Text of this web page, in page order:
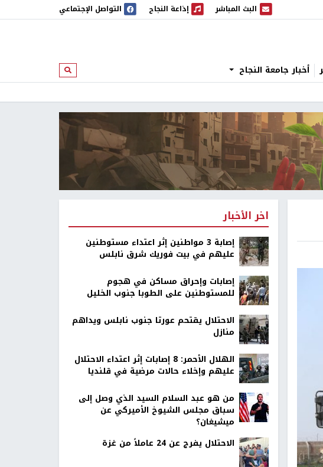
البث المباشر
البث المباشر إذاعة النجاح
إذاعة النجاح التواصل الإجتماعي
أخبار جامعة النجاح ابحث
اخر الأخبار
إصابة 3 مواطنين إثر اعتداء مستوطنين
عليهم في بيت فوريك شرق نابلس
إصابات وإحراق مساكن في هجوم
للمستوطنين على الطوبا جنوب الخليل
الاحتلال يقتحم عورتا جنوب نابلس ويداهم
منازل
الهلال الأحمر: 8 إصابات إثر اعتداء الاحتلال
عليهم وإخلاء حالات مرضية في قلنديا
من هو عبد السلام السيد الذي وصل إلى
سباق مجلس الشيوخ الأميركي عن
ميشيغان؟
الاحتلال يفرج عن 24 عاملاً من غزة